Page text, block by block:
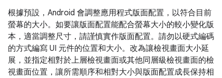
根據預設，Android 會調整應用程式版面配置，以符合目前
螢幕的大小。如要讓版面配置能配合螢幕大小的較小變化版
本，適當調整尺寸，請謹慎實作版面配置。請勿以硬式編碼
的方式編寫 UI 元件的位置和大小。改為讓檢視畫面大小延
展，並指定相對於上層檢視畫面或其他同層級檢視畫面的檢
視畫面位置，讓所需順序和相對大小與版面配置成長保持相